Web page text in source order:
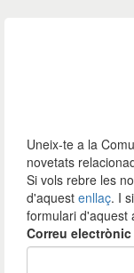
Uneix-te a la
novetats
Si vols rebre les
d'aquest enllaç. I
formulari d'aquest
Correu electrònic